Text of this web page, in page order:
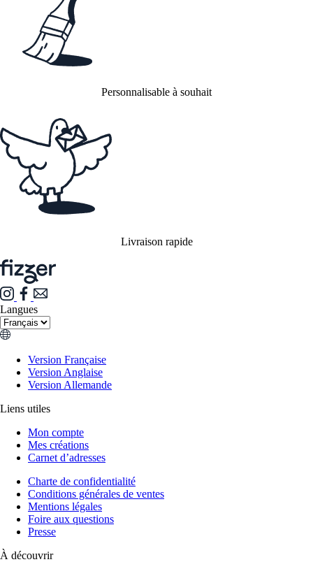
Personnalisable à souhait
Livraison rapide
Langues
Version Française
Version Anglaise
Version Allemande
Liens utiles
Mon compte
Mes créations
Carnet d’adresses
Charte de confidentialité
Conditions générales de ventes
Mentions légales
Foire aux questions
Presse
À découvrir